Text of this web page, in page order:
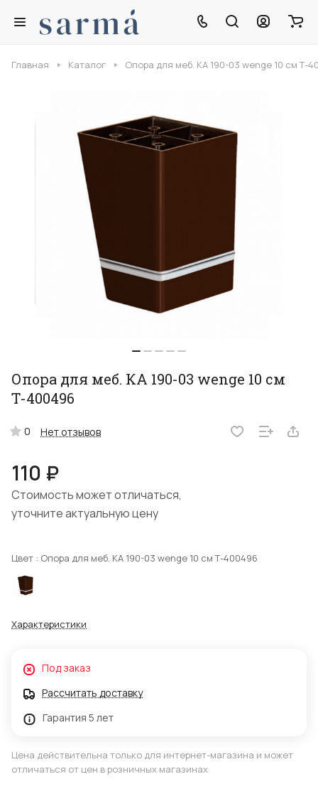
Главная Каталог Опора для меб. КA 190-03 wenge 10 cм Т-
Опора для меб. КA 190-03 wenge 10 cм
Т-400496
0 Нет отзывов
110 ₽
Стоимость может отличаться,
уточните актуальную цену
Цвет : Опора для меб. КA 190-03 wenge 10 cм Т-400496
Характеристики
Под заказ
Рассчитать доставку
Гарантия 5 лет
Цена действительна только для интернет-магазина и может
отличаться от цен в розничных магазинах